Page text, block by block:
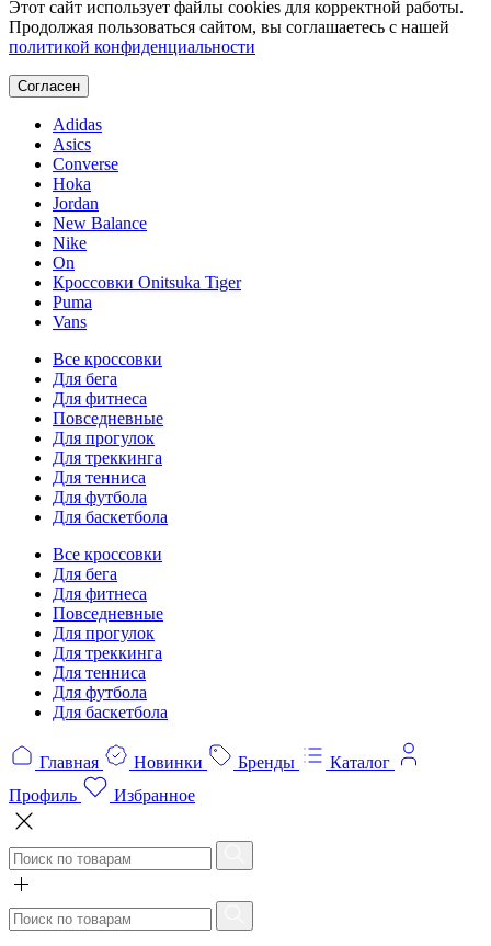
Этот сайт использует файлы cookies для корректной работы.
Продолжая пользоваться сайтом, вы соглашаетесь с нашей
политикой конфиденциальности
Согласен
Adidas
Asics
Converse
Hoka
Jordan
New Balance
Nike
On
Кроссовки Onitsuka Tiger
Puma
Vans
Все кроссовки
Для бега
Для фитнеса
Повседневные
Для прогулок
Для треккинга
Для тенниса
Для футбола
Для баскетбола
Все кроссовки
Для бега
Для фитнеса
Повседневные
Для прогулок
Для треккинга
Для тенниса
Для футбола
Для баскетбола
Главная Новинки Бренды
Каталог
Профиль
Избранное